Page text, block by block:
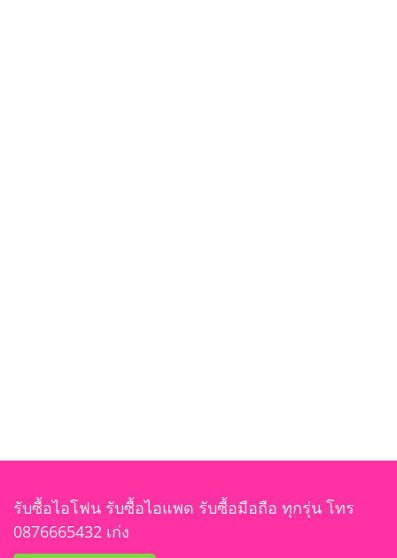
รับซื้อไอโฟน รับซื้อไอแพด รับซื้อมือถือ ทุกรุ่น โทร
0876665432 เก่ง